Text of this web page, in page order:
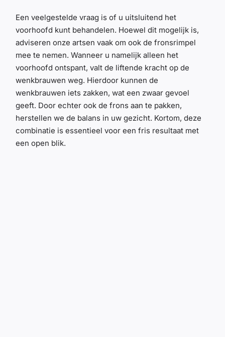
Een veelgestelde vraag is of u uitsluitend het
voorhoofd kunt behandelen. Hoewel dit mogelijk is,
adviseren onze artsen vaak om ook de fronsrimpel
mee te nemen. Wanneer u namelijk alleen het
voorhoofd ontspant, valt de liftende kracht op de
wenkbrauwen weg. Hierdoor kunnen de
wenkbrauwen iets zakken, wat een zwaar gevoel
geeft. Door echter ook de frons aan te pakken,
herstellen we de balans in uw gezicht. Kortom, deze
combinatie is essentieel voor een fris resultaat met
een open blik.